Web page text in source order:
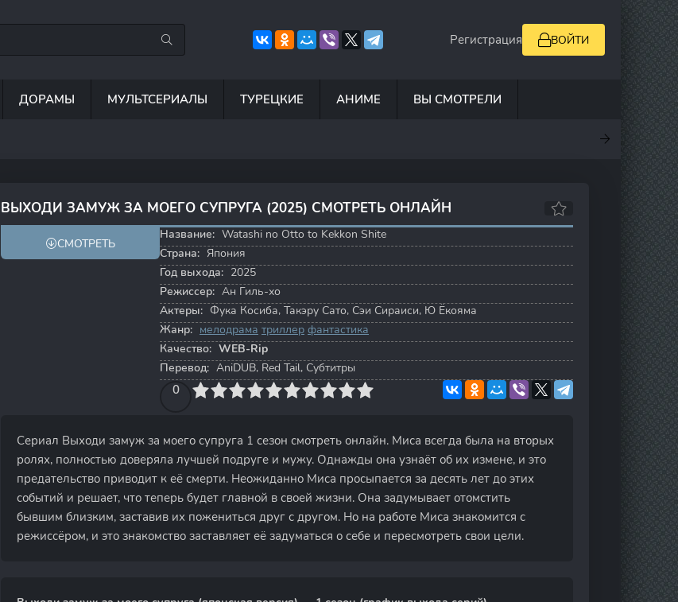
Регистрация ВОЙТИ
ДОРАМЫ МУЛЬТСЕРИАЛЫ ТУРЕЦКИЕ АНИМЕ ВЫ СМОТРЕЛИ
6.9
ВЫХОДИ ЗАМУЖ ЗА МОЕГО СУПРУГА (2025) СМОТРЕТЬ ОНЛАЙН
7.6 7.7
СМОТРЕТЬ
Название: Watashi no Otto to Kekkon Shite
Страна: Япония
Год выхода: 2025
Режиссер: Ан Гиль-хо
Актеры: Фука Косиба, Такэру Сато, Сэи Сираиси, Ю Ёкояма
Жанр: мелодрама триллер фантастика
Качество: WEB-Rip
Перевод: AniDUB, Red Tail, Субтитры
0
4 6 7 8 9 10
Сериал Выходи замуж за моего супруга 1 сезон смотреть онлайн. Миса всегда была на вторых
ролях, полностью доверяла лучшей подруге и мужу. Однажды она узнаёт об их измене, и это
предательство приводит к её смерти. Неожиданно Миса просыпается за десять лет до этих
событий и решает, что теперь будет главной в своей жизни. Она задумывает отомстить
бывшим близким, заставив их пожениться друг с другом. Но на работе Миса знакомится с
режиссёром, и это знакомство заставляет её задуматься о себе и пересмотреть свои цели.